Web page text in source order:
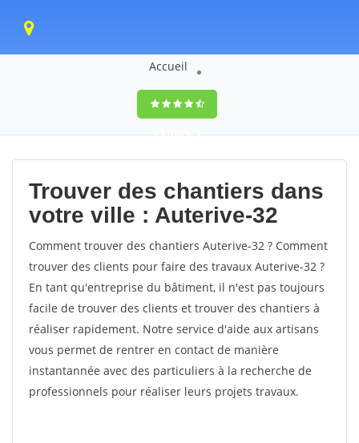
Accueil
9,5(100%)0
votes
Trouver des chantiers dans
votre ville : Auterive-32
Comment trouver des chantiers Auterive-32 ? Comment
trouver des clients pour faire des travaux Auterive-32 ?
En tant qu'entreprise du bâtiment, il n'est pas toujours
facile de trouver des clients et trouver des chantiers à
réaliser rapidement. Notre service d'aide aux artisans
vous permet de rentrer en contact de manière
instantannée avec des particuliers à la recherche de
professionnels pour réaliser leurs projets travaux.